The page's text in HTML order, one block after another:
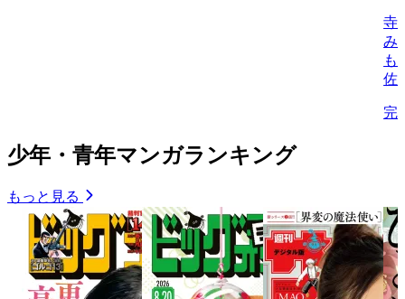
寺
み
も
佐
完
少年・青年マンガランキング
もっと見る